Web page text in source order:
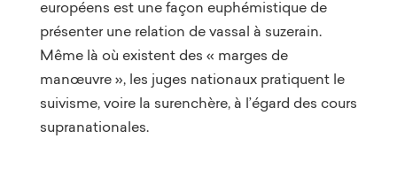
européens est une façon euphémistique de
présenter une relation de vassal à suzerain.
Même là où existent des « marges de
manœuvre », les juges nationaux pratiquent le
suivisme, voire la surenchère, à l’égard des cours
supranationales.